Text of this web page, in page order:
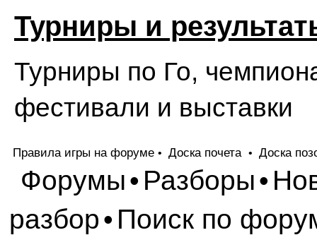
Турниры и
Турниры по Го,
фестивали и выставки
Правила игры на форуме • Доска почета • Доска
Форумы• Разборы•
разбор• Поиск по